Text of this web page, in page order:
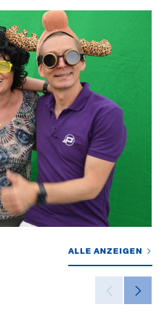
ALLE ANZEIGEN